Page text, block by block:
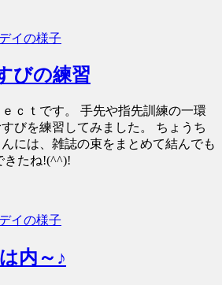
イの様子
びの練習
ｃｔです。 手先や指先訓練の一環
びを練習してみました。 ちょうち
には、雑誌の束をまとめて結んでも
きたね!(^^)!
イの様子
内～♪